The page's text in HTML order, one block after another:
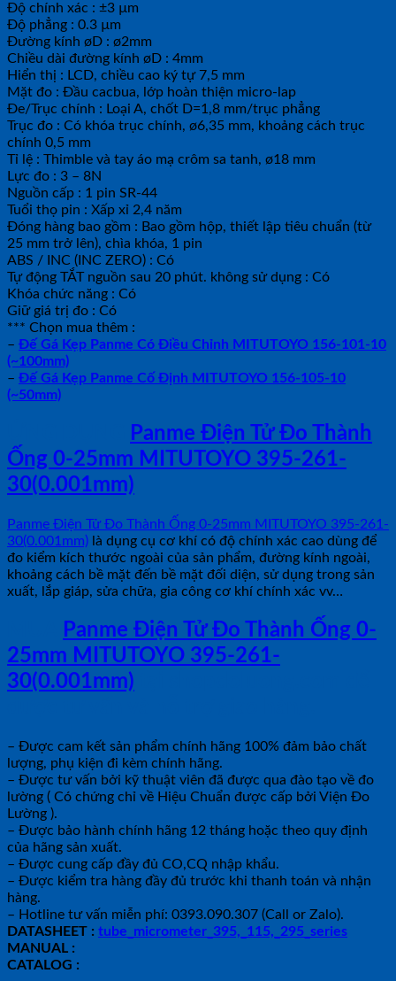
Độ chính xác : ±3 µm
Độ phẳng : 0.3 µm
Đường kính øD : ø2mm
Chiều dài đường kính øD : 4mm
Hiển thị : LCD, chiều cao ký tự 7,5 mm
Mặt đo : Đầu cacbua, lớp hoàn thiện micro-lap
Đe/Trục chính : Loại A, chốt D=1,8 mm/trục phẳng
Trục đo : Có khóa trục chính, ø6,35 mm, khoảng cách trục
chính 0,5 mm
Tỉ lệ : Thimble và tay áo mạ crôm sa tanh, ø18 mm
Lực đo : 3 – 8N
Nguồn cấp : 1 pin SR-44
Tuổi thọ pin : Xấp xỉ 2,4 năm
Đóng hàng bao gồm : Bao gồm hộp, thiết lập tiêu chuẩn (từ
25 mm trở lên), chìa khóa, 1 pin
ABS / INC (INC ZERO) : Có
Tự động TẮT nguồn sau 20 phút. không sử dụng : Có
Khóa chức năng : Có
Giữ giá trị đo : Có
*** Chọn mua thêm :
– Đế Gá Kẹp Panme Có Điều Chỉnh MITUTOYO 156-101-10
(~100mm)
– Đế Gá Kẹp Panme Cố Định MITUTOYO 156-105-10
(~50mm)
Panme Điện Tử Đo Thành
Ống 0-25mm MITUTOYO 395-261-
30(0.001mm)
Panme Điện Tử Đo Thành Ống 0-25mm MITUTOYO 395-261-
30(0.001mm) là dụng cụ cơ khí có độ chính xác cao dùng để
đo kiểm kích thước ngoài của sản phẩm, đường kính ngoài,
khoảng cách bề mặt đến bề mặt đối diện, sử dụng trong sản
xuất, lắp giáp, sửa chữa, gia công cơ khí chính xác vv…
Panme Điện Tử Đo Thành Ống 0-
25mm MITUTOYO 395-261-
30(0.001mm)
– Được cam kết sản phẩm chính hãng 100% đảm bảo chất
lượng, phụ kiện đi kèm chính hãng.
– Được tư vấn bởi kỹ thuật viên đã được qua đào tạo về đo
lường ( Có chứng chỉ về Hiệu Chuẩn được cấp bởi Viện Đo
Lường ).
– Được bảo hành chính hãng 12 tháng hoặc theo quy định
của hãng sản xuất.
– Được cung cấp đầy đủ CO,CQ nhập khẩu.
– Được kiểm tra hàng đầy đủ trước khi thanh toán và nhận
hàng.
– Hotline tư vấn miễn phí: 0393.090.307 (Call or Zalo).
DATASHEET : tube_micrometer_395,_115,_295_series
MANUAL :
CATALOG :